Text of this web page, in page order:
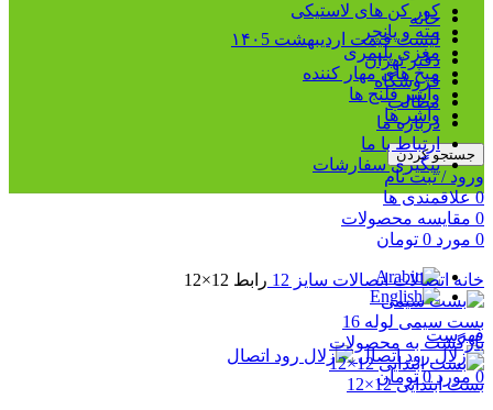
کور کن های لاستیکی
مته و پانچر
مغزی پلیمری
میخ های مهار کننده
واشر فلنج ها
واشر ها
جستجو کردن
ورود / ثبت نام
0 علاقمندی ها
0 مقایسه محصولات
0 مورد 0 تومان
فهرست
0 مورد 0 تومان
خانه
لیست قیمت اردیبهشت ۱۴۰5
دفتر تهران
فروشگاه
مطالب
درباره ما
ارتباط با ما
پیگیری سفارشات
خانه اتصالاتاتصالات سایز 12 رابط 12×12
بست سیمی لوله 16
بازگشت به محصولات
بست ابتدایی 12×12